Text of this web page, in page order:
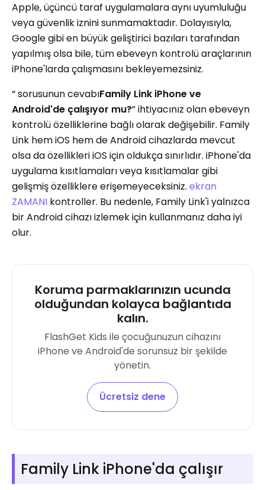
Apple, üçüncü taraf uygulamalara aynı uyumluluğu
veya güvenlik iznini sunmamaktadır. Dolayısıyla,
Google gibi en büyük geliştirici bazıları tarafından
yapılmış olsa bile, tüm ebeveyn kontrolü araçlarının
iPhone'larda çalışmasını bekleyemezsiniz.
“ sorusunun cevabıFamily Link iPhone ve
Android'de çalışıyor mu?” ihtiyacınız olan ebeveyn
kontrolü özelliklerine bağlı olarak değişebilir. Family
Link hem iOS hem de Android cihazlarda mevcut
olsa da özellikleri iOS için oldukça sınırlıdır. iPhone'da
uygulama kısıtlamaları veya kısıtlamalar gibi
gelişmiş özelliklere erişemeyeceksiniz. ekran
ZAMANI kontroller. Bu nedenle, Family Link'i yalnızca
bir Android cihazı izlemek için kullanmanız daha iyi
olur.
Koruma parmaklarınızın ucunda
olduğundan kolayca bağlantıda
kalın.
FlashGet Kids ile çocuğunuzun cihazını
iPhone ve Android'de sorunsuz bir şekilde
yönetin.
Ücretsiz dene
Family Link iPhone'da çalışır